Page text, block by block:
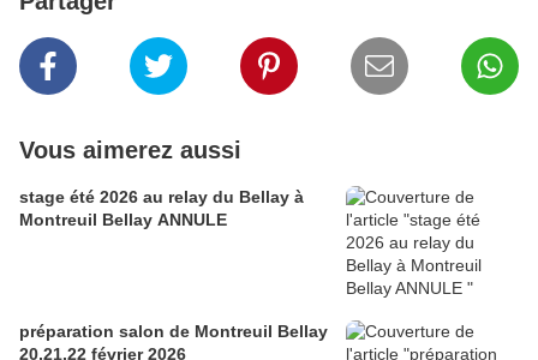
Vous aimerez aussi
stage été 2026 au relay du Bellay à
Montreuil Bellay ANNULE
préparation salon de Montreuil Bellay
20,21,22 février 2026